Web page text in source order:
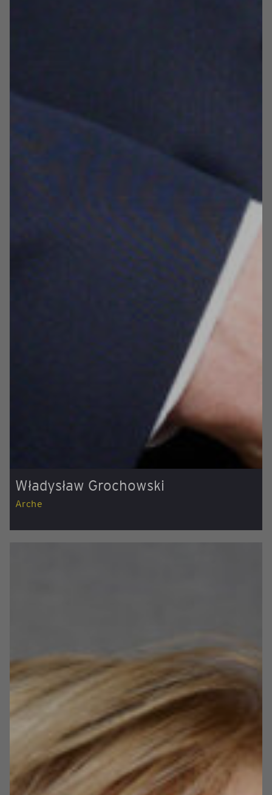
Władysław Grochowski
Arche
finansowe efekty działalności. Dlatego inwestuje
w obiekty znajdujące się w nieoczywistych
lokalizacjach. Będąc wiernym swojemu motto
„kochajmy zabytki, tak szybko odchodzą” stworzył
sieć ponad 20 hoteli, które dają możliwość poznania
lokalnej historii. Jest autorem inwestycyjnego
Systemu Arche®, który daje inwestorom
uczestnictwo w zyskach całego obiektu. Dla
przedsiębiorcy ważna jest misja społeczna.
W hotelach otwiera sklepy z wyrobami miejscowych